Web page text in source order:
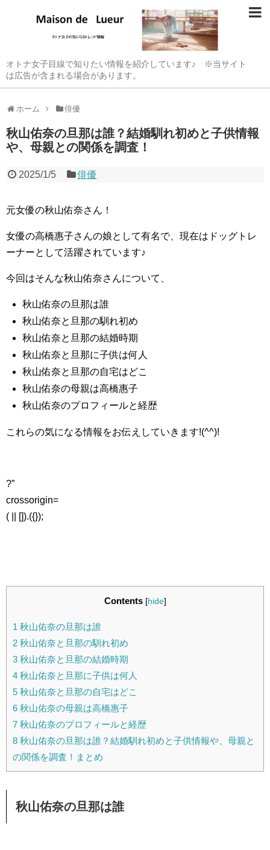
オトナ女子目線で知りたい情報を紹介しています♪ ※当サイト
は広告が含まれる場合があります。
ホーム 俳優
秋山佑奈の旦那は誰？結婚馴れ初めと子供情報
や、母親との関係を調査！
2025/1/5 俳優
元女優の秋山佑奈さん！
女優の高橋惠子さんの娘として有名で、現在はドッグトレ
ーナーとして活躍されています♪
今回はそんな秋山佑奈さんについて、
秋山佑奈の旦那は誰
秋山佑奈と旦那の馴れ初め
秋山佑奈と旦那の結婚時期
秋山佑奈と旦那に子供は何人
秋山佑奈と旦那の自宅はどこ
秋山佑奈の母親は高橋惠子
秋山佑奈のプロフィールと経歴
これらの気になる情報をお伝えしていきます!(^^)!
?”
crossorigin=
( || []).({});
Contents [hide]
1 秋山佑奈の旦那は誰
2 秋山佑奈と旦那の馴れ初め
3 秋山佑奈と旦那の結婚時期
4 秋山佑奈と旦那に子供は何人
5 秋山佑奈と旦那の自宅はどこ
6 秋山佑奈の母親は高橋惠子
7 秋山佑奈のプロフィールと経歴
8 秋山佑奈の旦那は誰？結婚馴れ初めと子供情報や、母親と
の関係を調査！まとめ
秋山佑奈の旦那は誰